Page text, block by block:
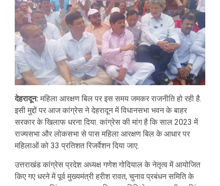
देहरादून: महिला आरक्षण बिल पर इस समय जमकर राजनीति हो रही है.
इसी मुद्दों पर आज कांग्रेस ने देहरादून में विधानसभा भवन के बाहर
सरकार के खिलाफ धरना दिया. कांग्रेस की मांग है कि साल 2023 में
राज्यसभा और लोकसभा से पास महिला आरक्षण बिल के आधार पर
महिलाओं को 33 प्रतिशत रिजर्वेशन दिया जाए.
उत्तराखंड कांग्रेस प्रदेश अध्यक्ष गणेश गोदियाल के नेतृत्व में आयोजित
किए गए धरने में पूर्व मुख्यमंत्री हरीश रावत, चुनाव प्रबंधन समिति के